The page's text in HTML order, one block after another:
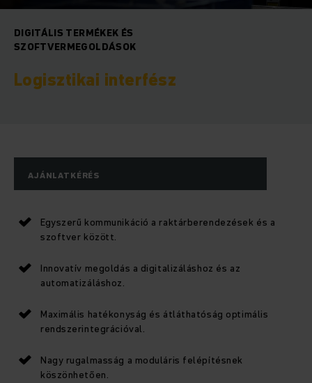
DIGITÁLIS TERMÉKEK ÉS
SZOFTVERMEGOLDÁSOK
Logisztikai interfész
AJÁNLATKÉRÉS
Egyszerű kommunikáció a raktárberendezések és a
szoftver között.
Innovatív megoldás a digitalizáláshoz és az
automatizáláshoz.
Maximális hatékonyság és átláthatóság optimális
rendszerintegrációval.
Nagy rugalmasság a moduláris felépítésnek
köszönhetően.